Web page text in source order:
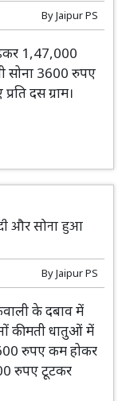
ByJaipur PS
1,47,000
सोना 3600 रुपए
दस ग्राम।
और सोना हुआ
ByJaipur PS
के दबाव में
कीमती धातुओं में
रुपए कम होकर
रुपए टूटकर